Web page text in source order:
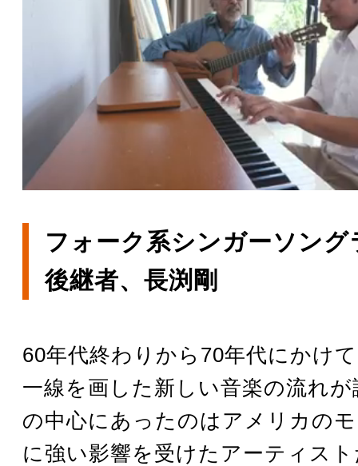
フォーク系シンガーソング
後継者、長渕剛
60年代終わりから70年代にかけ
一線を画した新しい音楽の流れ
の中心にあったのはアメリカの
に強い影響を受けたアーティス